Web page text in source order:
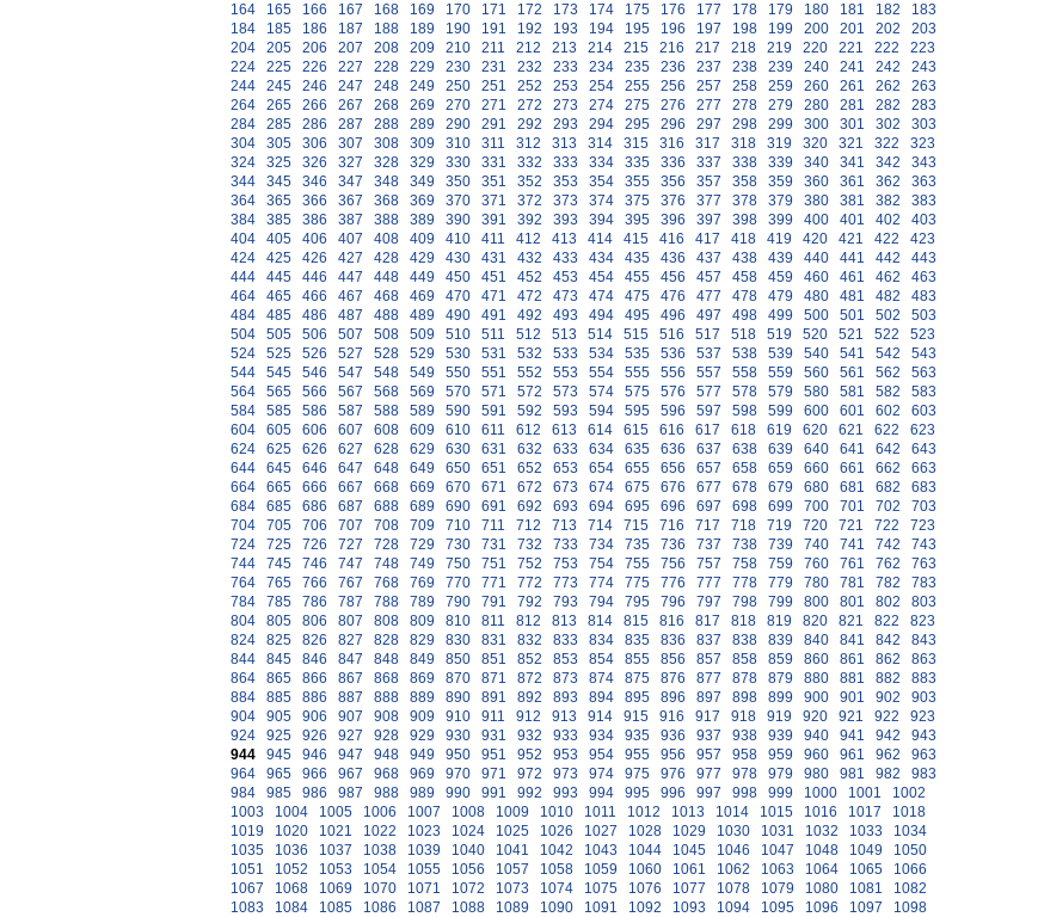
164
165 166 167 168 169 170 171 172 173 174 175 176 177 178 179 180 181 182
183
184
185 186 187 188 189 190 191 192 193 194 195 196 197 198 199 200 201 202
203
204
205 206 207 208 209 210 211 212 213 214 215 216 217 218 219 220 221 222
223
224
225 226 227 228 229 230 231 232 233 234 235 236 237 238 239 240 241 242
243
244
245 246 247 248 249 250 251 252 253 254 255 256 257 258 259 260 261 262
263
264
265 266 267 268 269 270 271 272 273 274 275 276 277 278 279 280 281 282
283
284
285 286 287 288 289 290 291 292 293 294 295 296 297 298 299 300 301 302
303
304
305 306 307 308 309 310 311 312 313 314 315 316 317 318 319 320 321 322
323
324
325 326 327 328 329 330 331 332 333 334 335 336 337 338 339 340 341 342
343
344
345 346 347 348 349 350 351 352 353 354 355 356 357 358 359 360 361 362
363
364
365 366 367 368 369 370 371 372 373 374 375 376 377 378 379 380 381 382
383
384
385 386 387 388 389 390 391 392 393 394 395 396 397 398 399 400 401 402
403
404
405 406 407 408 409 410 411 412 413 414 415 416 417 418 419 420 421 422
423
424
425 426 427 428 429 430 431 432 433 434 435 436 437 438 439 440 441 442
443
444
445 446 447 448 449 450 451 452 453 454 455 456 457 458 459 460 461 462
463
464
465 466 467 468 469 470 471 472 473 474 475 476 477 478 479 480 481 482
483
484
485 486 487 488 489 490 491 492 493 494 495 496 497 498 499 500 501 502
503
504
505 506 507 508 509 510 511 512 513 514 515 516 517 518 519 520 521 522
523
524
525 526 527 528 529 530 531 532 533 534 535 536 537 538 539 540 541 542
543
544
545 546 547 548 549 550 551 552 553 554 555 556 557 558 559 560 561 562
563
564
565 566 567 568 569 570 571 572 573 574 575 576 577 578 579 580 581 582
583
584
585 586 587 588 589 590 591 592 593 594 595 596 597 598 599 600 601 602
603
604
605 606 607 608 609 610 611 612 613 614 615 616 617 618 619 620 621 622
623
624
625 626 627 628 629 630 631 632 633 634 635 636 637 638 639 640 641 642
643
644
645 646 647 648 649 650 651 652 653 654 655 656 657 658 659 660 661 662
663
664
665 666 667 668 669 670 671 672 673 674 675 676 677 678 679 680 681 682
683
684
685 686 687 688 689 690 691 692 693 694 695 696 697 698 699 700 701 702
703
704
705 706 707 708 709 710 711 712 713 714 715 716 717 718 719 720 721 722
723
724
725 726 727 728 729 730 731 732 733 734 735 736 737 738 739 740 741 742
743
744
745 746 747 748 749 750 751 752 753 754 755 756 757 758 759 760 761 762
763
764
765 766 767 768 769 770 771 772 773 774 775 776 777 778 779 780 781 782
783
784
785 786 787 788 789 790 791 792 793 794 795 796 797 798 799 800 801 802
803
804
805 806 807 808 809 810 811 812 813 814 815 816 817 818 819 820 821 822
823
824
825 826 827 828 829 830 831 832 833 834 835 836 837 838 839 840 841 842
843
844
845 846 847 848 849 850 851 852 853 854 855 856 857 858 859 860 861 862
863
864
865 866 867 868 869 870 871 872 873 874 875 876 877 878 879 880 881 882
883
884
885 886 887 888 889 890 891 892 893 894 895 896 897 898 899 900 901 902
903
904
905 906 907 908 909 910 911 912 913 914 915 916 917 918 919 920 921 922
923
924
925 926 927 928 929 930 931 932 933 934 935 936 937 938 939 940 941 942
943
944
945 946 947 948 949 950 951 952 953 954 955 956 957 958 959 960 961 962
963
964
965 966 967 968 969 970 971 972 973 974 975 976 977 978 979 980 981 982
983
984
985 986 987 988 989 990 991 992 993 994 995 996 997 998 999 1000 1001
1002
1003
1004 1005 1006 1007 1008 1009 1010 1011 1012 1013 1014 1015 1016 1017
1018
1019
1020 1021 1022 1023 1024 1025 1026 1027 1028 1029 1030 1031 1032 1033
1034
1035
1036 1037 1038 1039 1040 1041 1042 1043 1044 1045 1046 1047 1048 1049
1050
1051
1052 1053 1054 1055 1056 1057 1058 1059 1060 1061 1062 1063 1064 1065
1066
1067
1068 1069 1070 1071 1072 1073 1074 1075 1076 1077 1078 1079 1080 1081
1082
1083
1084 1085 1086 1087 1088 1089 1090 1091 1092 1093 1094 1095 1096 1097
1098